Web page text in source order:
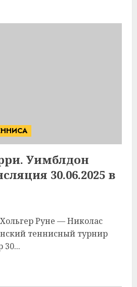
Уимблдон
30.06.2025 в
Руне — Николас
теннисный турнир
30...